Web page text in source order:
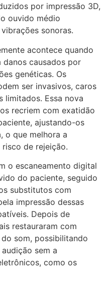
por impressão 3D,
ouvido médio
sonoras.
acontece quando
danos causados por
genéticas. Os
ser invasivos, caros
limitados. Essa nova
recriem com exatidão
ajustando-os
o que melhora a
de rejeição.
o escaneamento digital
do paciente, seguido
substitutos com
impressão dessas
Depois de
restauraram com
som, possibilitando
sem a
como os